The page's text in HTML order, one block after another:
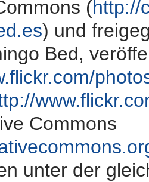
(http://
) und
Bed,
Commons
unter der